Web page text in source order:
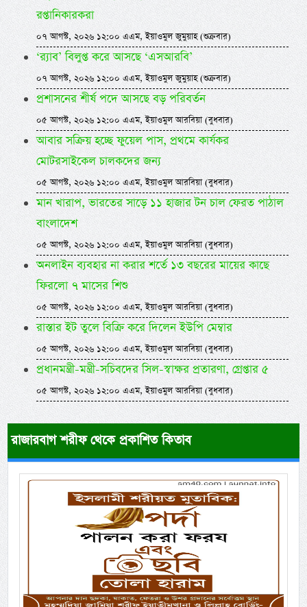
রপ্তানিকারকরা
০৭ আগস্ট, ২০২৬ ১২:০০ এএম, ইয়াওমুল জুমুয়াহ (শুক্রবার)
‘র‍্যাব’ বিলুপ্ত করে আসছে ‘এসআরবি’
০৭ আগস্ট, ২০২৬ ১২:০০ এএম, ইয়াওমুল জুমুয়াহ (শুক্রবার)
প্রশাসনের শীর্ষ পদে আসছে বড় পরিবর্তন
০৫ আগস্ট, ২০২৬ ১২:০০ এএম, ইয়াওমুল আরবিয়া (বুধবার)
আবার সক্রিয় হচ্ছে ফুয়েল পাস, প্রথমে কার্যকর
মোটরসাইকেল চালকদের জন্য
০৫ আগস্ট, ২০২৬ ১২:০০ এএম, ইয়াওমুল আরবিয়া (বুধবার)
মান খারাপ, ভারতের সাড়ে ১১ হাজার টন চাল ফেরত পাঠাল
বাংলাদেশ
০৫ আগস্ট, ২০২৬ ১২:০০ এএম, ইয়াওমুল আরবিয়া (বুধবার)
অনলাইন ব্যবহার না করার শর্তে ১৩ বছরের মায়ের কাছে
ফিরলো ৭ মাসের শিশু
০৫ আগস্ট, ২০২৬ ১২:০০ এএম, ইয়াওমুল আরবিয়া (বুধবার)
রাস্তার ইট তুলে বিক্রি করে দিলেন ইউপি মেম্বার
০৫ আগস্ট, ২০২৬ ১২:০০ এএম, ইয়াওমুল আরবিয়া (বুধবার)
প্রধানমন্ত্রী-মন্ত্রী-সচিবদের সিল-স্বাক্ষর প্রতারণা, গ্রেপ্তার ৫
০৫ আগস্ট, ২০২৬ ১২:০০ এএম, ইয়াওমুল আরবিয়া (বুধবার)
রাজারবাগ শরীফ থেকে প্রকাশিত কিতাব